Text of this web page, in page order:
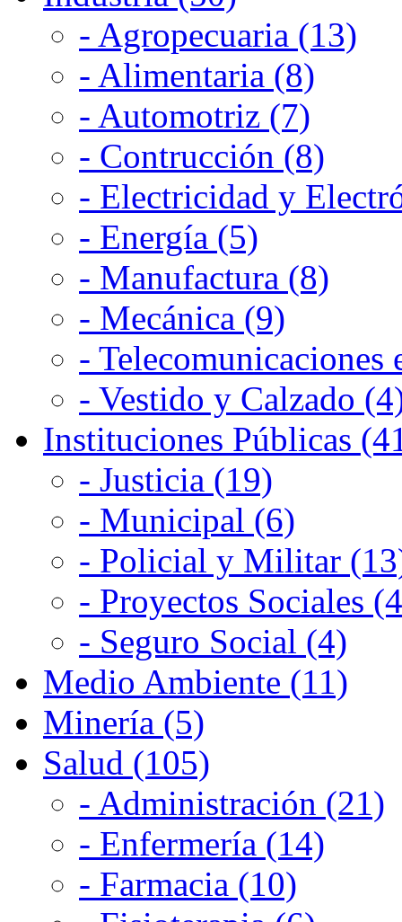
- Agropecuaria (13)
- Alimentaria (8)
- Automotriz (7)
- Contrucción (8)
- Electricidad y
- Energía (5)
- Manufactura (8)
- Mecánica (9)
-
- Vestido y Calzado
Instituciones Públicas
- Justicia (19)
- Municipal (6)
- Policial y Militar
- Proyectos Sociales
- Seguro Social (4)
Medio Ambiente (11)
Minería (5)
Salud (105)
- Administración (21)
- Enfermería (14)
- Farmacia (10)